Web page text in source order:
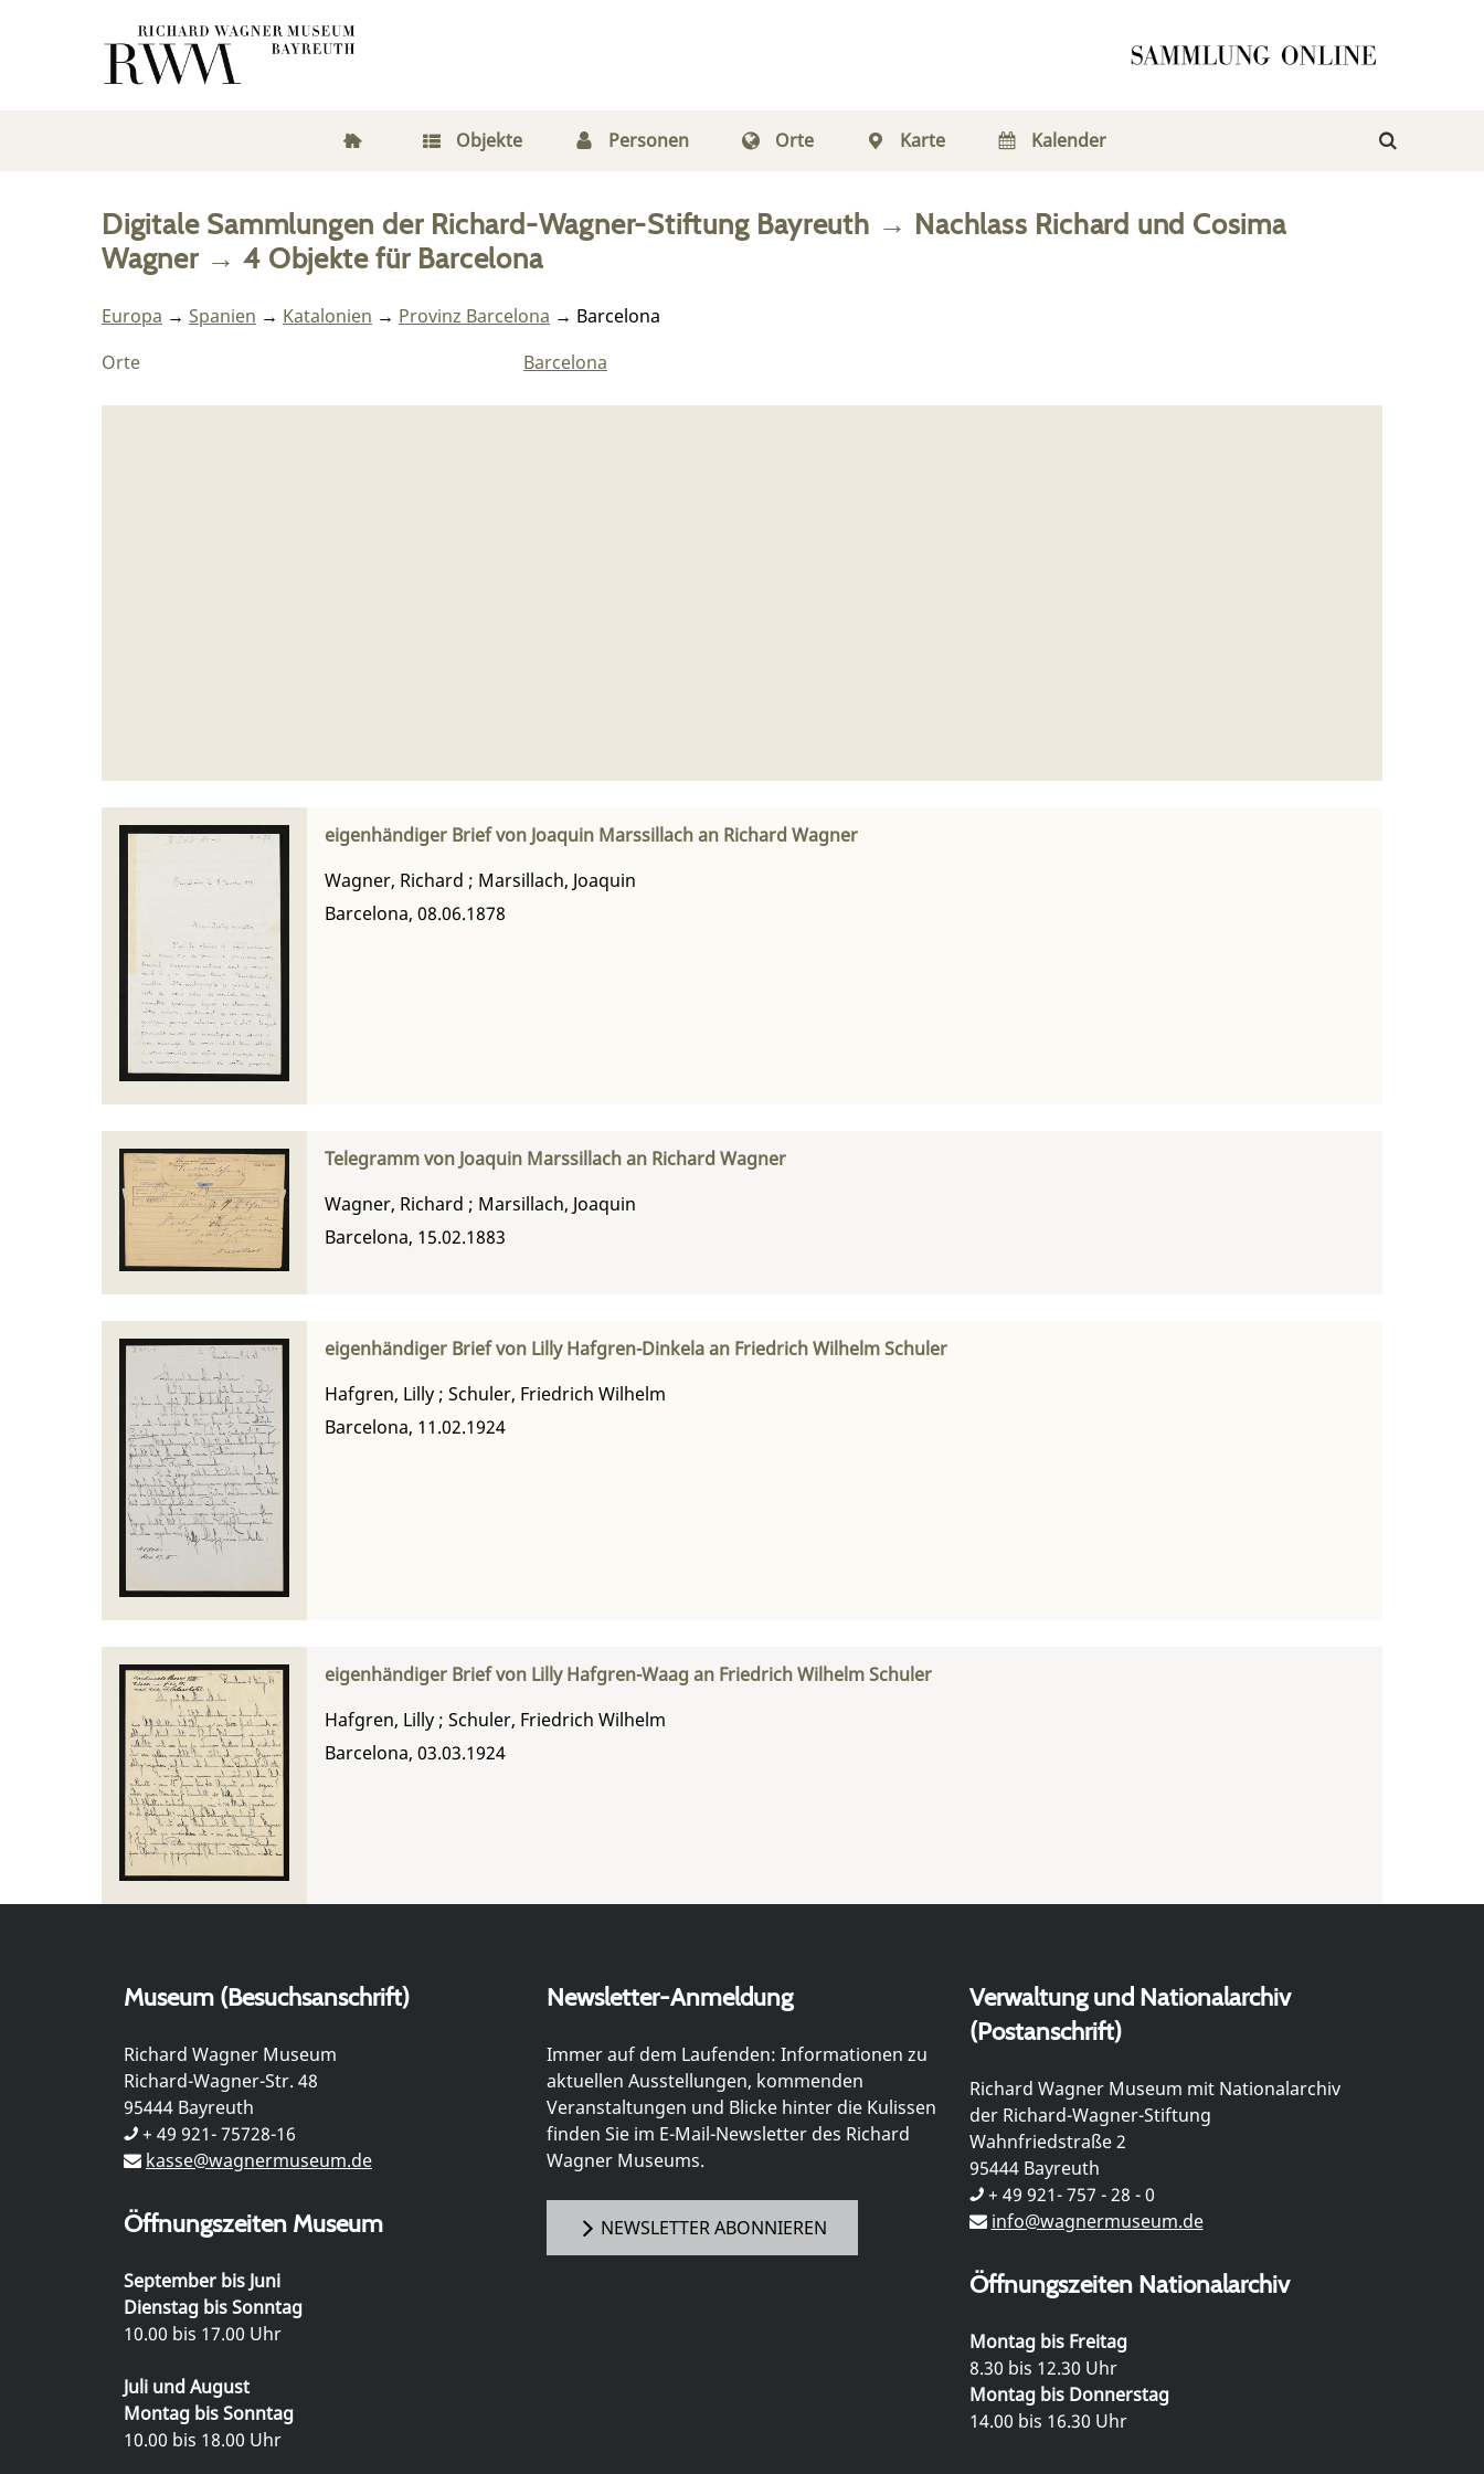
Objekte Personen Orte Karte Kalender
Digitale Sammlungen der Richard-Wagner-Stiftung Bayreuth → Nachlass Richard und Cosima
Wagner→4 Objektefür Barcelona
Europa → Spanien → Katalonien → Provinz Barcelona → Barcelona
Orte
Barcelona
eigenhändiger Brief von Joaquin Marssillach an Richard Wagner
Wagner, Richard ; Marsillach, Joaquin
Barcelona, 08.06.1878
Telegramm von Joaquin Marssillach an Richard Wagner
Wagner, Richard ; Marsillach, Joaquin
Barcelona, 15.02.1883
eigenhändiger Brief von Lilly Hafgren-Dinkela an Friedrich Wilhelm Schuler
Hafgren, Lilly ; Schuler, Friedrich Wilhelm
Barcelona, 11.02.1924
eigenhändiger Brief von Lilly Hafgren-Waag an Friedrich Wilhelm Schuler
Hafgren, Lilly ; Schuler, Friedrich Wilhelm
Barcelona, 03.03.1924
Museum (Besuchsanschrift)
Richard Wagner Museum
Richard-Wagner-Str. 48
95444 Bayreuth
+ 49 921- 75728-16
kasse@wagnermuseum.de
Öffnungszeiten Museum
September bis Juni
Dienstag bis Sonntag
10.00 bis 17.00 Uhr
Juli und August
Montag bis Sonntag
10.00 bis 18.00 Uhr
Newsletter-Anmeldung
Immer auf dem Laufenden: Informationen zu
aktuellen Ausstellungen, kommenden
Veranstaltungen und Blicke hinter die Kulissen
finden Sie im E-Mail-Newsletter des Richard
Wagner Museums.
NEWSLETTER ABONNIEREN
Verwaltung und Nationalarchiv
(Postanschrift)
Richard Wagner Museum mit Nationalarchiv
der Richard-Wagner-Stiftung
Wahnfriedstraße 2
95444 Bayreuth
+ 49 921- 757 - 28 - 0
info@wagnermuseum.de
Öffnungszeiten Nationalarchiv
Montag bis Freitag
8.30 bis 12.30 Uhr
Montag bis Donnerstag
14.00 bis 16.30 Uhr